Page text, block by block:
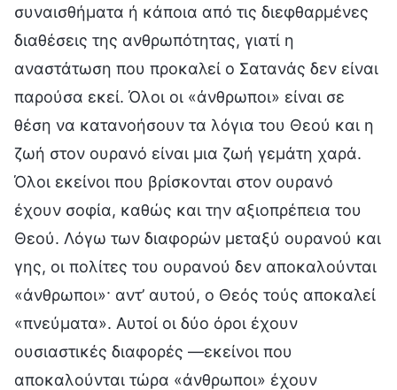
συναισθήματα ή κάποια από τις διεφθαρμένες
διαθέσεις της ανθρωπότητας, γιατί η
αναστάτωση που προκαλεί ο Σατανάς δεν είναι
παρούσα εκεί. Όλοι οι «άνθρωποι» είναι σε
θέση να κατανοήσουν τα λόγια του Θεού και η
ζωή στον ουρανό είναι μια ζωή γεμάτη χαρά.
Όλοι εκείνοι που βρίσκονται στον ουρανό
έχουν σοφία, καθώς και την αξιοπρέπεια του
Θεού. Λόγω των διαφορών μεταξύ ουρανού και
γης, οι πολίτες του ουρανού δεν αποκαλούνται
«άνθρωποι»· αντ’ αυτού, ο Θεός τούς αποκαλεί
«πνεύματα». Αυτοί οι δύο όροι έχουν
ουσιαστικές διαφορές —εκείνοι που
αποκαλούνται τώρα «άνθρωποι» έχουν